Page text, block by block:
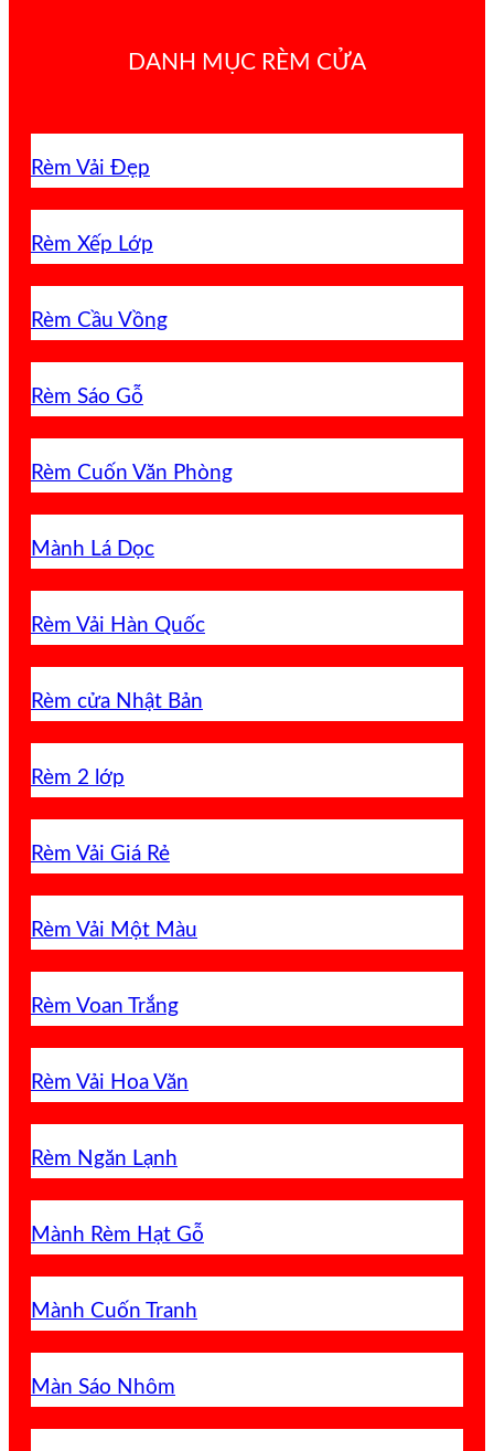
DANH MỤC RÈM CỬA
Rèm Vải Đẹp
Rèm Xếp Lớp
Rèm Cầu Vồng
Rèm Sáo Gỗ
Rèm Cuốn Văn Phòng
Mành Lá Dọc
Rèm Vải Hàn Quốc
Rèm cửa Nhật Bản
Rèm 2 lớp
Rèm Vải Giá Rẻ
Rèm Vải Một Màu
Rèm Voan Trắng
Rèm Vải Hoa Văn
Rèm Ngăn Lạnh
Mành Rèm Hạt Gỗ
Mành Cuốn Tranh
Màn Sáo Nhôm